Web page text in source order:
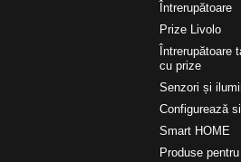
Întrerupătoare
Prize Livolo
Întrerupătoare
cu prize
Senzori și
Configurează
Smart HOME
Produse